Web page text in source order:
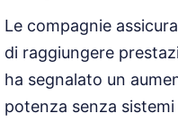
Le compagnie
di raggiungere
ha segnalato un
potenza senza